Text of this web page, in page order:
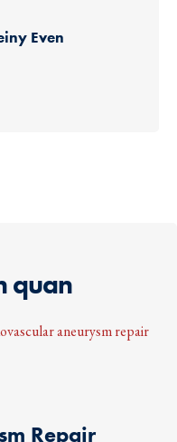
Even
quan
Repair